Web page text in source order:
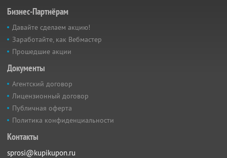
Бизнес-Партнёрам
Давайте сделаем акцию!
Заработайте, как Вебмастер
Прошедшие акции
Документы
Агентский договор
Лицензионный договор
Публичная оферта
Политика конфиденциальности
Контакты
sprosi@kupikupon.ru